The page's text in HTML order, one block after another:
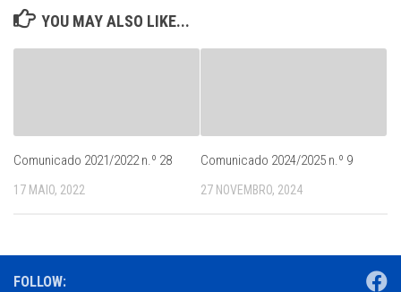
YOU MAY ALSO LIKE...
Comunicado 2021/2022 n.º 28
17 MAIO, 2022
Comunicado 2024/2025 n.º 9
27 NOVEMBRO, 2024
FOLLOW: